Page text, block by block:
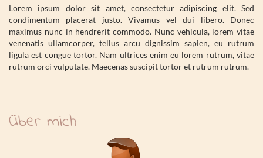
Lorem ipsum dolor sit amet, consectetur adipiscing elit. Sed
condimentum placerat justo. Vivamus vel dui libero. Donec
maximus nunc in hendrerit commodo. Nunc vehicula, lorem vitae
venenatis ullamcorper, tellus arcu dignissim sapien, eu rutrum
ligula est congue tortor. Nam ultrices enim eu lorem rutrum, vitae
rutrum orci vulputate. Maecenas suscipit tortor et rutrum rutrum.
Über mich